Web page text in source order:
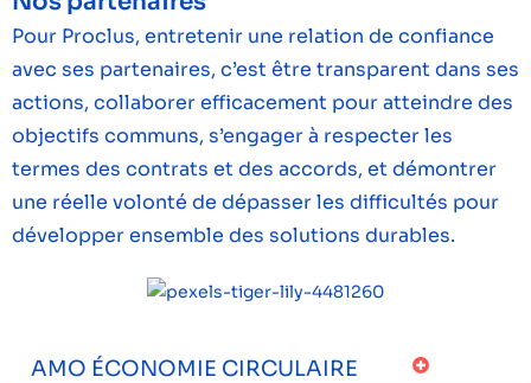
Pour Proclus, entretenir une relation de confiance
avec ses partenaires, c’est être transparent dans ses
actions, collaborer efficacement pour atteindre des
objectifs communs, s’engager à respecter les
termes des contrats et des accords, et démontrer
une réelle volonté de dépasser les difficultés pour
développer ensemble des solutions durables.
AMO ÉCONOMIE CIRCULAIRE